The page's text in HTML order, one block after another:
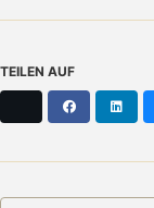
TEILEN AUF
Facebook